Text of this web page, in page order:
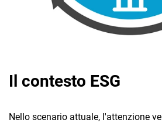
Il contesto ESG
Nello scenario attuale, l'attenzione